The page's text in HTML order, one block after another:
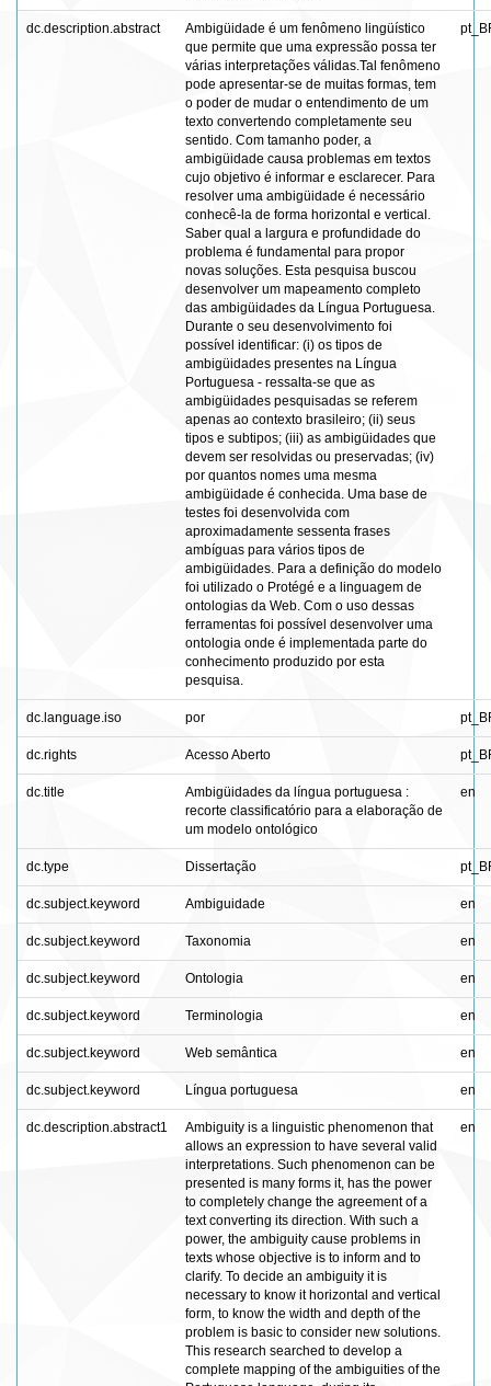
dc.description.abstract
Ambigüidade é um fenômeno lingüístico
que permite que uma expressão possa ter
várias interpretações válidas.Tal fenômeno
pode apresentar-se de muitas formas, tem
o poder de mudar o entendimento de um
texto convertendo completamente seu
sentido. Com tamanho poder, a
ambigüidade causa problemas em textos
cujo objetivo é informar e esclarecer. Para
resolver uma ambigüidade é necessário
conhecê-la de forma horizontal e vertical.
Saber qual a largura e profundidade do
problema é fundamental para propor
novas soluções. Esta pesquisa buscou
desenvolver um mapeamento completo
das ambigüidades da Língua Portuguesa.
Durante o seu desenvolvimento foi
possível identificar: (i) os tipos de
ambigüidades presentes na Língua
Portuguesa - ressalta-se que as
ambigüidades pesquisadas se referem
apenas ao contexto brasileiro; (ii) seus
tipos e subtipos; (iii) as ambigüidades que
devem ser resolvidas ou preservadas; (iv)
por quantos nomes uma mesma
ambigüidade é conhecida. Uma base de
testes foi desenvolvida com
aproximadamente sessenta frases
ambíguas para vários tipos de
ambigüidades. Para a definição do modelo
foi utilizado o Protégé e a linguagem de
ontologias da Web. Com o uso dessas
ferramentas foi possível desenvolver uma
ontologia onde é implementada parte do
conhecimento produzido por esta
pesquisa.
dc.language.iso por
dc.rights Acesso Aberto
dc.title
Ambigüidades da língua portuguesa :
recorte classificatório para a elaboração de
um modelo ontológico
en
dc.type Dissertação
dc.subject.keyword Ambiguidade en
dc.subject.keyword Taxonomia en
dc.subject.keyword Ontologia en
dc.subject.keyword Terminologia en
dc.subject.keyword Web semântica en
dc.subject.keyword Língua portuguesa en
dc.description.abstract1
Ambiguity is a linguistic phenomenon that
allows an expression to have several valid
interpretations. Such phenomenon can be
presented is many forms it, has the power
to completely change the agreement of a
text converting its direction. With such a
power, the ambiguity cause problems in
texts whose objective is to inform and to
clarify. To decide an ambiguity it is
necessary to know it horizontal and vertical
form, to know the width and depth of the
problem is basic to consider new solutions.
This research searched to develop a
complete mapping of the ambiguities of the
en